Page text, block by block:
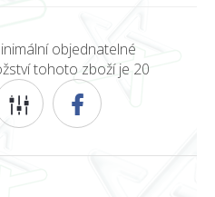
objednatelné
tohoto zboží je 20